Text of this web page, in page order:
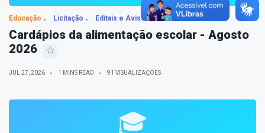
Educação Licitação Editais e Avisos
Cardápios da alimentação escolar - Agosto
2026
JUL 27, 2026 1 MINS READ 91 VISUALIZAÇÕES